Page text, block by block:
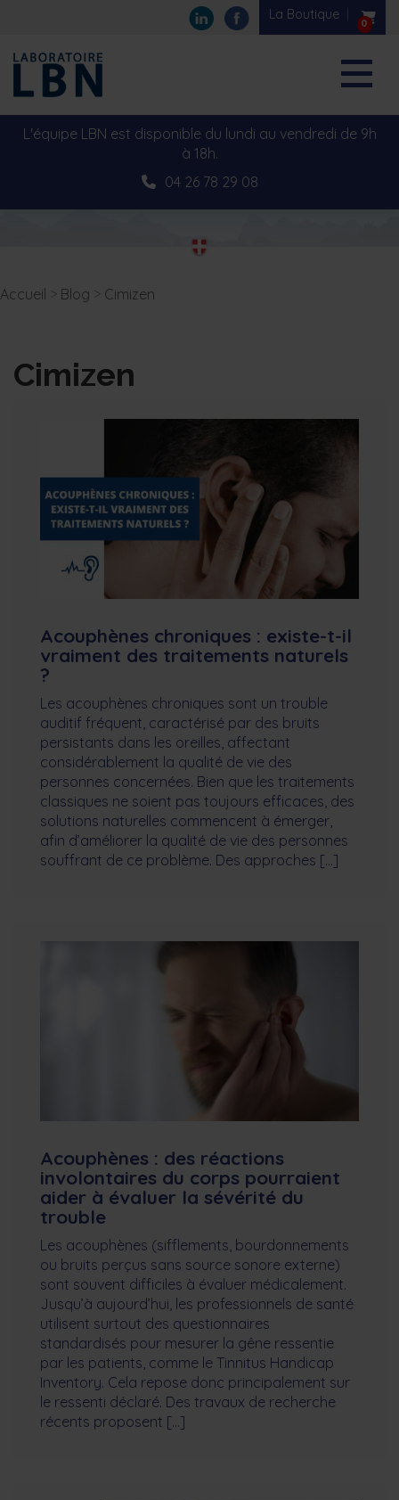
La Boutique
0
L'équipe LBN est disponible du lundi au vendredi de 9h
à 18h.
04 26 78 29 08
Accueil Blog Cimizen
Cimizen
Acouphènes chroniques : existe-t-il
vraiment des traitements naturels
?
Les acouphènes chroniques sont un trouble
auditif fréquent, caractérisé par des bruits
persistants dans les oreilles, affectant
considérablement la qualité de vie des
personnes concernées. Bien que les traitements
classiques ne soient pas toujours efficaces, des
solutions naturelles commencent à émerger,
afin d’améliorer la qualité de vie des personnes
souffrant de ce problème. Des approches […]
Acouphènes : des réactions
involontaires du corps pourraient
aider à évaluer la sévérité du
trouble
Les acouphènes (sifflements, bourdonnements
ou bruits perçus sans source sonore externe)
sont souvent difficiles à évaluer médicalement.
Jusqu’à aujourd’hui, les professionnels de santé
utilisent surtout des questionnaires
standardisés pour mesurer la gêne ressentie
par les patients, comme le Tinnitus Handicap
Inventory. Cela repose donc principalement sur
le ressenti déclaré. Des travaux de recherche
récents proposent […]